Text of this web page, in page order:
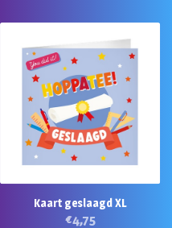
Kaart geslaagd XL
€4,75